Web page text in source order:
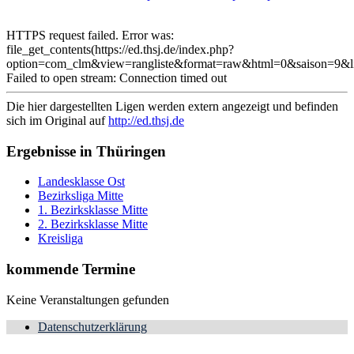
HTTPS request failed. Error was:
file_get_contents(https://ed.thsj.de/index.php?
Failed to open stream: Connection timed out
Die hier dargestellten Ligen werden extern angezeigt und befinden
sich im Original aufhttp://ed.thsj.de
Ergebnisse in Thüringen
Landesklasse Ost
Bezirksliga Mitte
1. Bezirksklasse Mitte
2. Bezirksklasse Mitte
Kreisliga
kommende Termine
Keine Veranstaltungen gefunden
Datenschutzerklärung